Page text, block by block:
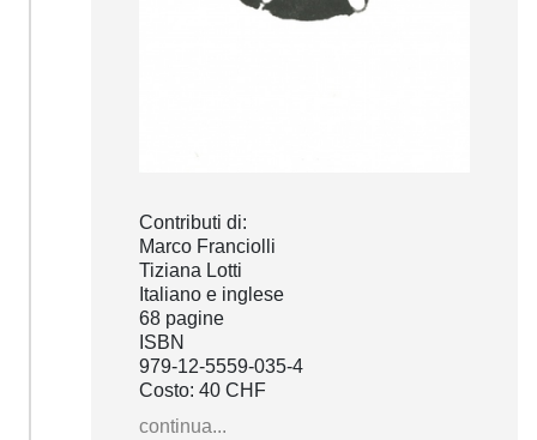
Contributi di:
Marco Franciolli
Tiziana Lotti
Italiano e inglese
68 pagine
ISBN
979-12-5559-035-4
Costo: 40 CHF
continua...